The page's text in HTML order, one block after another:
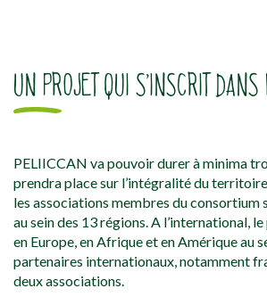
UN PROJET QUI S’INSCRIT
PELIICCAN va pouvoir durer à minima
prendra place sur l’intégralité du
les associations membres du consortium
au sein des 13 régions. A l’international,
en Europe, en Afrique et en Amérique au
partenaires internationaux, notamment
deux associations.